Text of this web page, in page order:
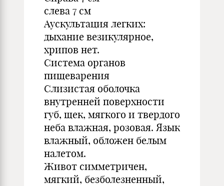
слева 7 см
Аускультация легких:
дыхание везикулярное,
хрипов нет.
Система органов
пищеварения
Слизистая оболочка
внутренней поверхности
губ, щек, мягкого и твердого
неба влажная, розовая. Язык
влажный, обложен белым
налетом.
Живот симметричен,
мягкий, безболезненный,